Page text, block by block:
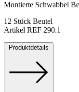
Montierte Schwabbel
12 Stück Beutel
Artikel REF 290.1
Produktdetails